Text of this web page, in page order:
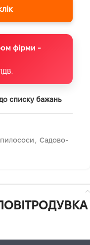
фірми -
списку бажань
, Садово-